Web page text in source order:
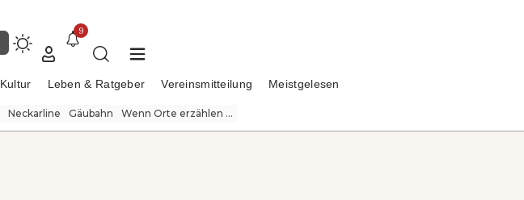
9
Kultur Leben & Ratgeber Vereinsmitteilung Meistgelesen
Neckarline Gäubahn Wenn Orte erzählen ...